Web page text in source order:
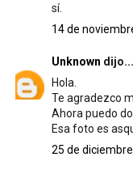
sí.
14 de
Unknown dijo...
Hola.
Te agradezco
Ahora puedo
Esa foto es
25 de